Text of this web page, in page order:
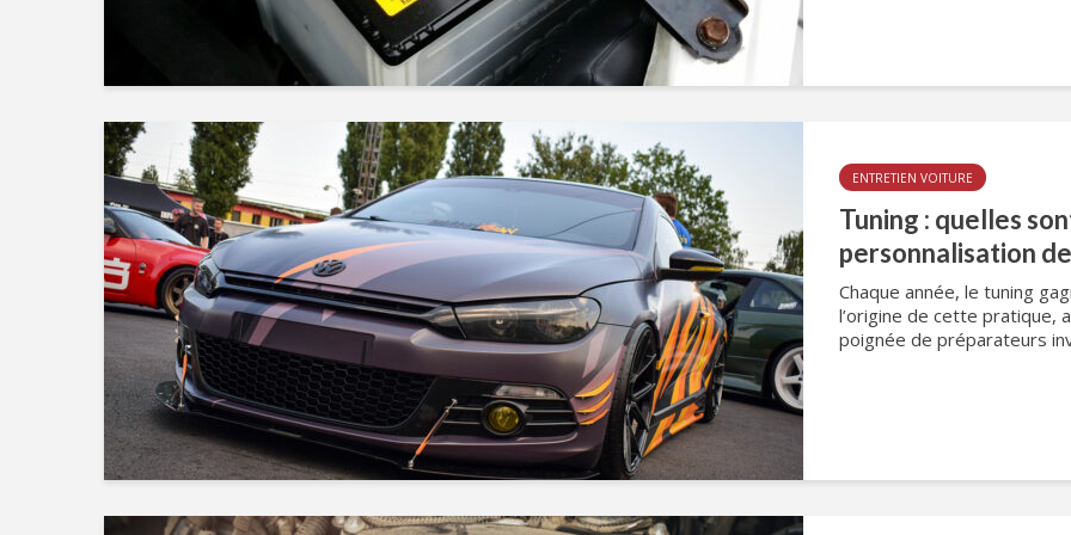
ENTRETIEN VOITURE
Tuning : quelles
personnalisation
Chaque année, le tuning
l’origine de cette pratique,
poignée de préparateurs